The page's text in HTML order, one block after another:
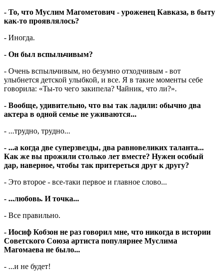
- То, что Муслим Магометович - уроженец Кавказа, в быту
как-то проявлялось?
- Иногда.
- Он был вспыльчивым?
- Очень вспыльчивым, но безумно отходчивым - вот
улыбнется детской улыбкой, и все. Я в такие моменты себе
говорила: «Ты-то чего закипела? Чайник, что ли?».
- Вообще, удивительно, что вы так ладили: обычно два
актера в одной семье не уживаются...
- ...трудно, трудно...
- ...а когда две суперзвезды, два равновеликих таланта...
Как же вы прожили столько лет вместе? Нужен особый
дар, наверное, чтобы так притереться друг к другу?
- Это второе - все-таки первое и главное слово...
- ...любовь. И точка...
- Все правильно.
- Иосиф Кобзон не раз говорил мне, что никогда в истории
Советского Союза артиста популярнее Муслима
Магомаева не было...
- ...и не будет!